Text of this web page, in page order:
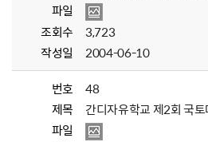
파일
조회수
3,723
작성일
2004-06-10
번호
48
제목
간디자유학교 제2회 국
파일